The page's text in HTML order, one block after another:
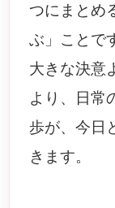
つにまとめ
ぶ」ことで
大きな決意
より、日常
歩が、今日
きます。